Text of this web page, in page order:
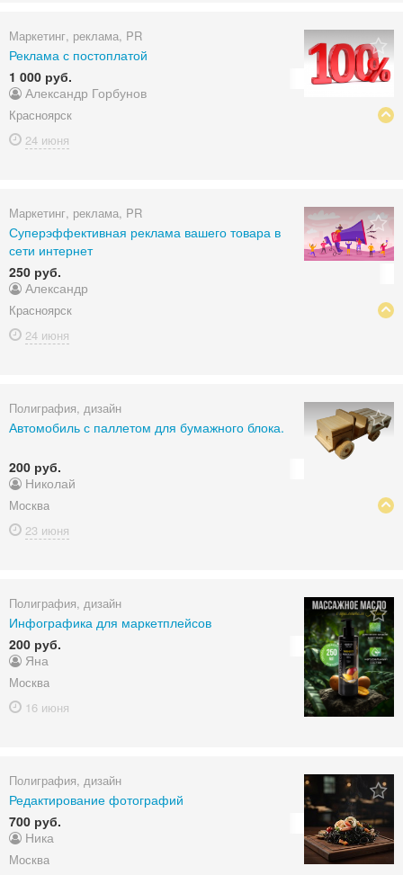
Маркетинг, реклама, PR
Реклама с постоплатой
1 000 руб.
Александр Горбунов
Красноярск
24 июня
Маркетинг, реклама, PR
Суперэффективная реклама вашего товара в
сети интернет
250 руб.
Александр
Красноярск
24 июня
Полиграфия, дизайн
Автомобиль с паллетом для бумажного блока.
200 руб.
Николай
Москва
23 июня
Полиграфия, дизайн
Инфографика для маркетплейсов
200 руб.
Яна
Москва
16 июня
Полиграфия, дизайн
Редактирование фотографий
700 руб.
Ника
Москва